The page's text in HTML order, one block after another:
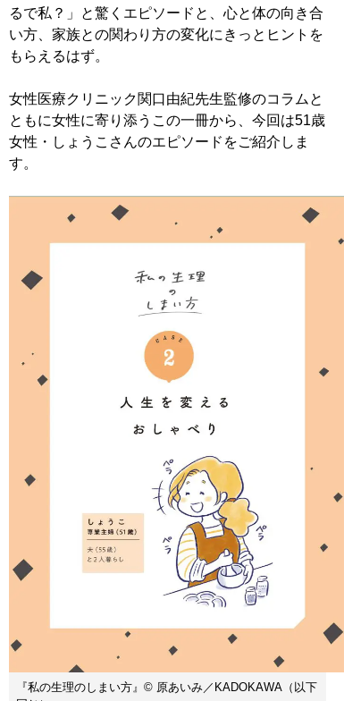
るで私？」と驚くエピソードと、心と体の向き合
い方、家族との関わり方の変化にきっとヒントを
もらえるはず。
女性医療クリニック関口由紀先生監修のコラムと
ともに女性に寄り添うこの一冊から、今回は51歳
女性・しょうこさんのエピソードをご紹介しま
す。
『私の生理のしまい方』© 原あいみ／KADOKAWA（以下